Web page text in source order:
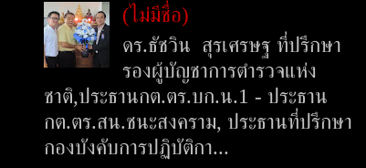
(ไม่มีชื่อ)
ดร.ธัชวิน สุรเศรษฐ ที่ปรึกษา
รองผู้บัญชาการตำรวจแห่ง
ชาติ,ประธานกต.ตร.บก.น.1 - ประธาน
กต.ตร.สน.ชนะสงคราม, ประธานที่ปรึกษา
กองบังคับการปฏิบัติกา...